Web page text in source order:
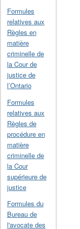
Formules
relatives aux
Règles en
matière
criminelle de
la Cour de
justice de
l’Ontario
Formules
relatives aux
Règles de
procédure en
matière
criminelle de
la Cour
supérieure de
justice
Formules du
Bureau de
l'avocate des